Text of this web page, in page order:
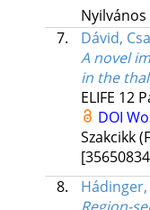
Nyilvános
7.
Dávid,
A novel
in the
ELIFE 12
DOI
Szakcikk
8.